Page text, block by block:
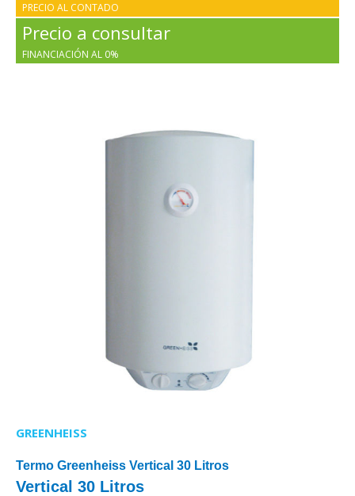
PRECIO AL CONTADO
Precio a consultar
FINANCIACIÓN AL 0%
GREENHEISS
Termo Greenheiss Vertical 30 Litros
Vertical 30 Litros